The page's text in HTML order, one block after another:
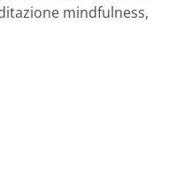
mindfulness,